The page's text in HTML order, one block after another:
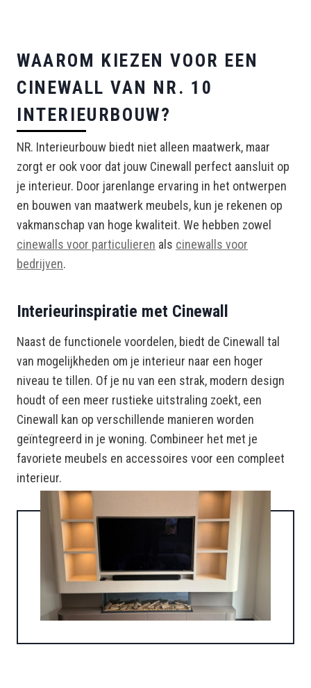
WAAROM KIEZEN VOOR EEN
CINEWALL VAN NR. 10
INTERIEURBOUW?
NR. Interieurbouw biedt niet alleen maatwerk, maar
zorgt er ook voor dat jouw Cinewall perfect aansluit op
je interieur. Door jarenlange ervaring in het ontwerpen
en bouwen van maatwerk meubels, kun je rekenen op
vakmanschap van hoge kwaliteit. We hebben zowel
cinewalls voor particulieren als cinewalls voor
bedrijven.
Interieurinspiratie met Cinewall
Naast de functionele voordelen, biedt de Cinewall tal
van mogelijkheden om je interieur naar een hoger
niveau te tillen. Of je nu van een strak, modern design
houdt of een meer rustieke uitstraling zoekt, een
Cinewall kan op verschillende manieren worden
geïntegreerd in je woning. Combineer het met je
favoriete meubels en accessoires voor een compleet
interieur.